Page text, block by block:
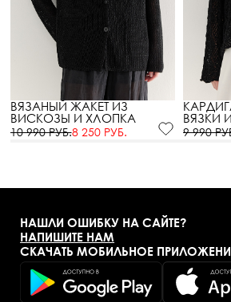
ВЯЗАНЫЙ ЖАКЕТ ИЗ
ВИСКОЗЫ И ХЛОПКА
10 990 РУБ.8 250 РУБ.
ВЯЗКИ
9 990
НАШЛИ ОШИБКУ НА САЙТЕ?
НАПИШИТЕ НАМ
СКАЧАТЬ МОБИЛЬНОЕ